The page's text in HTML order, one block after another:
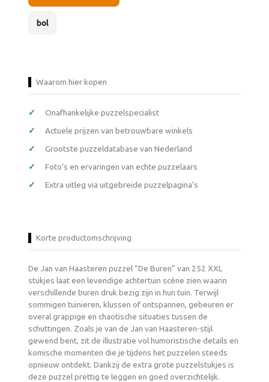
bol
Waarom hier kopen
Onafhankelijke puzzelspecialist
Actuele prijzen van betrouwbare winkels
Grootste puzzeldatabase van Nederland
Foto’s en ervaringen van echte puzzelaars
Extra uitleg via uitgebreide puzzelpagina’s
Korte productomschrijving
De Jan van Haasteren puzzel “De Buren” van 252 XXL
stukjes laat een levendige achtertuin scène zien waarin
verschillende buren druk bezig zijn in hun tuin. Terwijl
sommigen tuinieren, klussen of ontspannen, gebeuren er
overal grappige en chaotische situaties tussen de
schuttingen. Zoals je van de Jan van Haasteren-stijl
gewend bent, zit de illustratie vol humoristische details en
komische momenten die je tijdens het puzzelen steeds
opnieuw ontdekt. Dankzij de extra grote puzzelstukjes is
deze puzzel prettig te leggen en goed overzichtelijk.